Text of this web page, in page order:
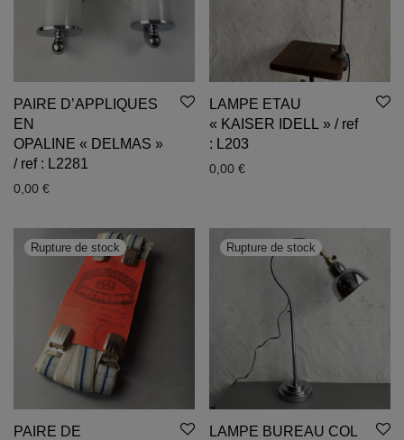
PAIRE D’APPLIQUES
EN
OPALINE « DELMAS »
/ ref : L2281
0,00 €
LAMPE ETAU
« KAISER IDELL » / ref
: L203
0,00 €
PAIRE DE
LAMPE BUREAU COL